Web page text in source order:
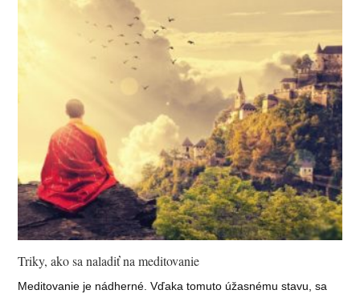
Triky, ako sa naladiť na meditovanie
Meditovanie je nádherné. Vďaka tomuto úžasnému stavu, sa